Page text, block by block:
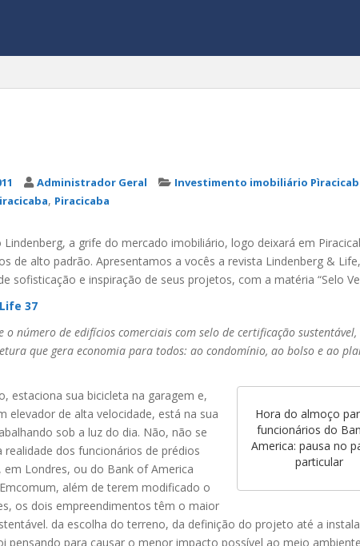
Administrador Geral Investimento imobiliário
, Piracicaba
a grife do mercado imobiliário, logo deixará em
de alto padrão. Apresentamos a vocês a revista Lindenberg &
sofisticação e inspiração de seus projetos, com a matéria “Selo
37
o número de edifícios comerciais com selo de certificação
que gera economia para todos: ao condomínio, ao bolso e ao
Hora do almoço
funcionários do
America: pausa no
particular
estaciona sua bicicleta na garagem e,
elevador de alta velocidade, está na sua
sob a luz do dia. Não, não se
dos funcionários de prédios
em Londres, ou do Bank of America
além de terem modificado o
os dois empreendimentos têm o maior
da escolha do terreno, da definição do projeto até a
pensando para causar o menor impacto possível ao meio